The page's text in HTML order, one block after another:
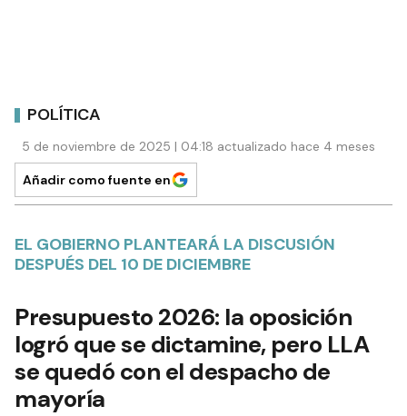
POLÍTICA
5 de noviembre de 2025 | 04:18 actualizado hace 4 meses
Añadir como fuente en
EL GOBIERNO PLANTEARÁ LA DISCUSIÓN
DESPUÉS DEL 10 DE DICIEMBRE
Presupuesto 2026: la oposición
logró que se dictamine, pero LLA
se quedó con el despacho de
mayoría